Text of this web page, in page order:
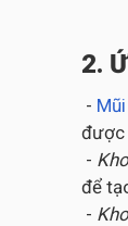
2.
-
được
-
để
-